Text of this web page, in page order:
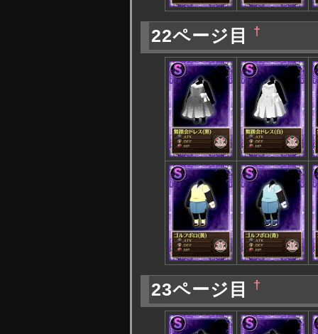
22ページ目 †
23ページ目 †